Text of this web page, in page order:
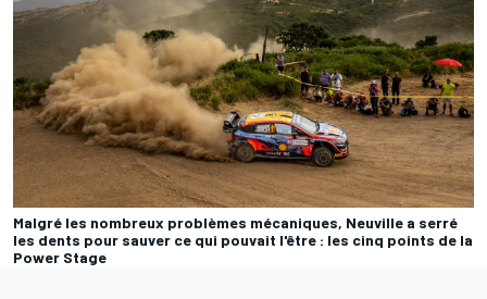
Malgré les nombreux problèmes mécaniques, Neuville a serré
les dents pour sauver ce qui pouvait l'être : les cinq points de la
Power Stage